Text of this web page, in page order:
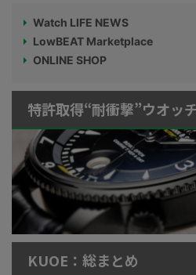
Watch LIFE NEWS
LowBEAT Marketplace
ONLINE SHOP
特許取得“耐衝撃”ウオッ
KUOE：総まとめ